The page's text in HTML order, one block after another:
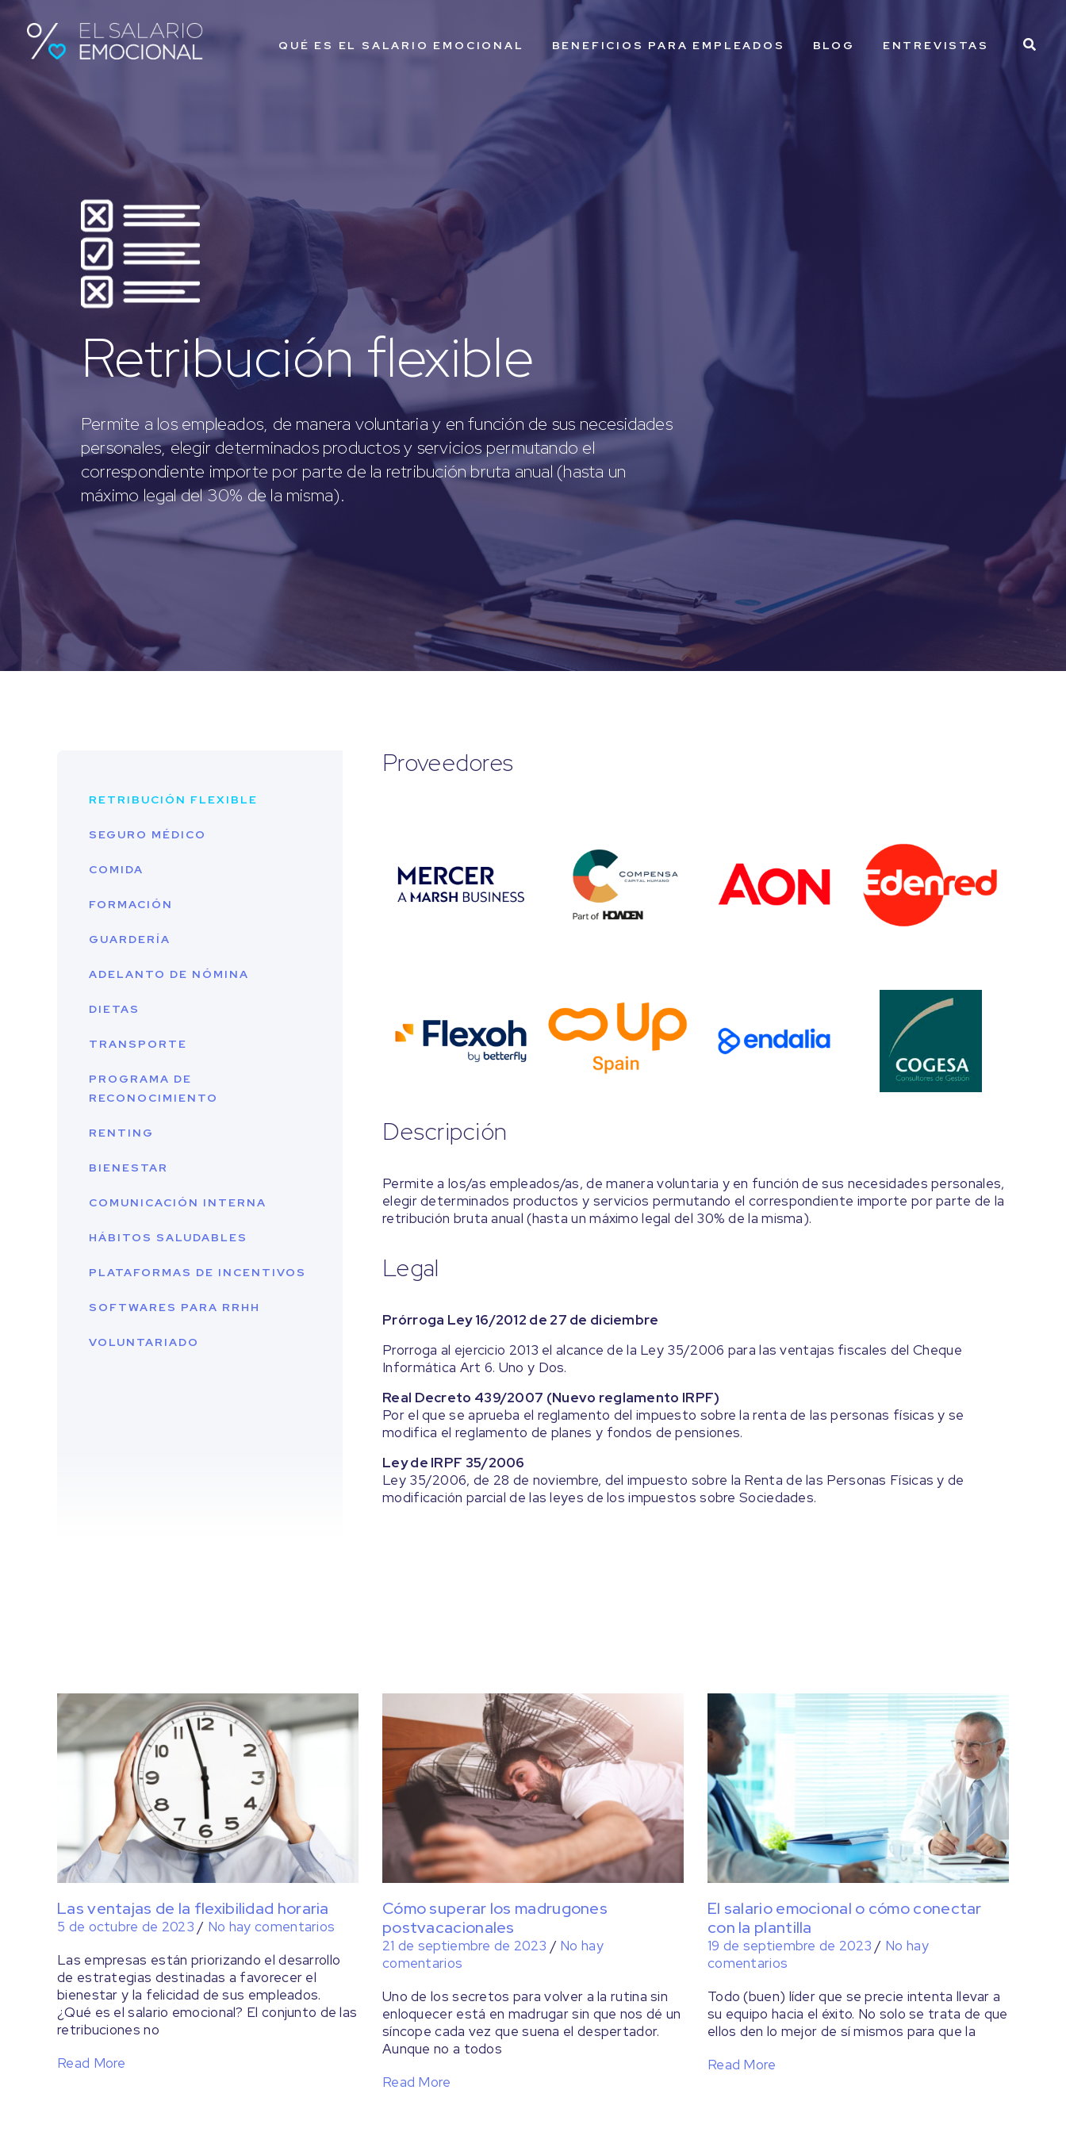
QUÉ ES EL SALARIO EMOCIONAL BENEFICIOS PARA EMPLEADOS BLOG ENTREVISTAS
Retribución flexible
Permite a los empleados, de manera voluntaria y en función de sus necesidades
personales, elegir determinados productos y servicios permutando el
correspondiente importe por parte de la retribución bruta anual (hasta un
máximo legal del 30% de la misma).
RETRIBUCIÓN FLEXIBLE
SEGURO MÉDICO
COMIDA
FORMACIÓN
GUARDERÍA
ADELANTO DE NÓMINA
DIETAS
TRANSPORTE
PROGRAMA DE
RECONOCIMIENTO
RENTING
BIENESTAR
COMUNICACIÓN INTERNA
HÁBITOS SALUDABLES
PLATAFORMAS DE INCENTIVOS
SOFTWARES PARA RRHH
VOLUNTARIADO
Proveedores
Descripción
Permite a los/as empleados/as, de manera voluntaria y en función de sus necesidades personales,
elegir determinados productos y servicios permutando el correspondiente importe por parte de la
retribución bruta anual (hasta un máximo legal del 30% de la misma).
Legal
Prórroga Ley 16/2012 de 27 de diciembre
Prorroga al ejercicio 2013 el alcance de la Ley 35/2006 para las ventajas fiscales del Cheque
Informática Art 6. Uno y Dos.
Real Decreto 439/2007 (Nuevo reglamento IRPF)
Por el que se aprueba el reglamento del impuesto sobre la renta de las personas físicas y se
modifica el reglamento de planes y fondos de pensiones.
Ley de IRPF 35/2006
Ley 35/2006, de 28 de noviembre, del impuesto sobre la Renta de las Personas Físicas y de
modificación parcial de las leyes de los impuestos sobre Sociedades.
Las ventajas de la flexibilidad horaria
5 de octubre de 2023 / No hay comentarios
Las empresas están priorizando el desarrollo
de estrategias destinadas a favorecer el
bienestar y la felicidad de sus empleados.
¿Qué es el salario emocional? El conjunto de las
retribuciones no
Read More
Cómo superar los madrugones
postvacacionales
21 de septiembre de 2023 / No hay
comentarios
Uno de los secretos para volver a la rutina sin
enloquecer está en madrugar sin que nos dé un
síncope cada vez que suena el despertador.
Aunque no a todos
Read More
El salario emocional o cómo conectar
con la plantilla
19 de septiembre de 2023 / No hay
comentarios
Todo (buen) líder que se precie intenta llevar a
su equipo hacia el éxito. No solo se trata de que
ellos den lo mejor de sí mismos para que la
Read More